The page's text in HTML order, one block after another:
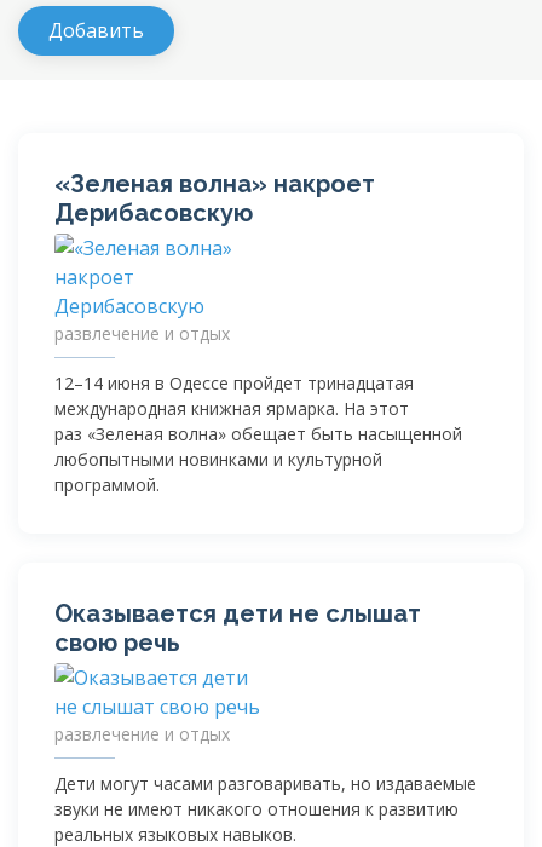
«Зеленая волна» накроет
Дерибасовскую
развлечение и отдых
12–14 июня в Одессе пройдет тринадцатая
международная книжная ярмарка. На этот
раз «Зеленая волна» обещает быть насыщенной
любопытными новинками и культурной
программой.
Оказывается дети не слышат
свою речь
развлечение и отдых
Дети могут часами разговаривать, но издаваемые
звуки не имеют никакого отношения к развитию
реальных языковых навыков.